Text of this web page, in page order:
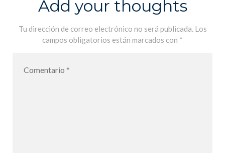
Add your thoughts
Tu dirección de correo electrónico no será publicada. Los
campos obligatorios están marcados con *